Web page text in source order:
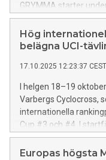
GRYMMA starter
taktiska och
medaljör på XCE-VM
Hög
belägna UCI-
17.10.2025 12:23:37 CEST
I helgen 18–19
Varbergs Cyclocross,
internationella
Cup #3 och #4. I
de ledande
Storbritannien,
Europas högsta